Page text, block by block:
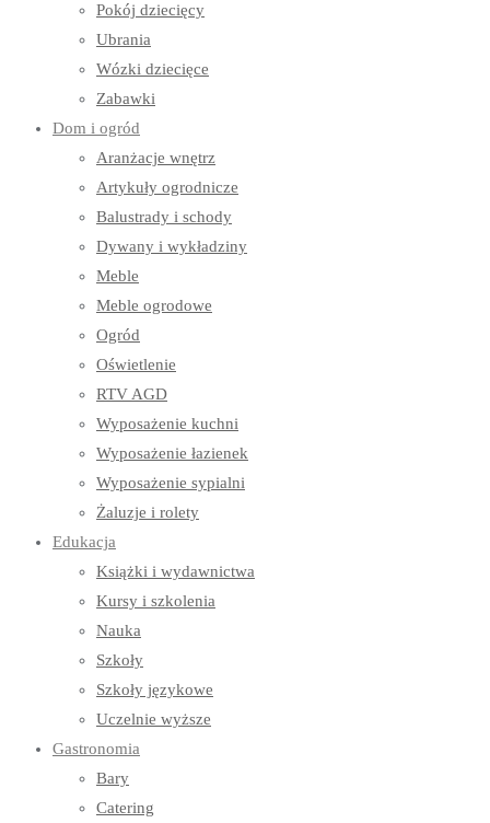
Pokój dziecięcy
Ubrania
Wózki dziecięce
Zabawki
Dom i ogród
Aranżacje wnętrz
Artykuły ogrodnicze
Balustrady i schody
Dywany i wykładziny
Meble
Meble ogrodowe
Ogród
Oświetlenie
RTV AGD
Wyposażenie kuchni
Wyposażenie łazienek
Wyposażenie sypialni
Żaluzje i rolety
Edukacja
Książki i wydawnictwa
Kursy i szkolenia
Nauka
Szkoły
Szkoły językowe
Uczelnie wyższe
Gastronomia
Bary
Catering